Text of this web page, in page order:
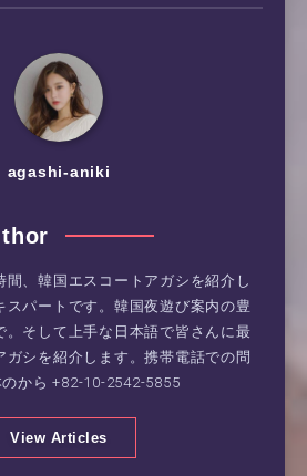
agashi-aniki
間、韓国エスコートアガシを紹介し
スパートです。韓国夜遊び案内の豊
。そして上手な日本語で皆さんに最
ガシを紹介します。携帯電話での問
のから+82-10-2542-5855
View Articles